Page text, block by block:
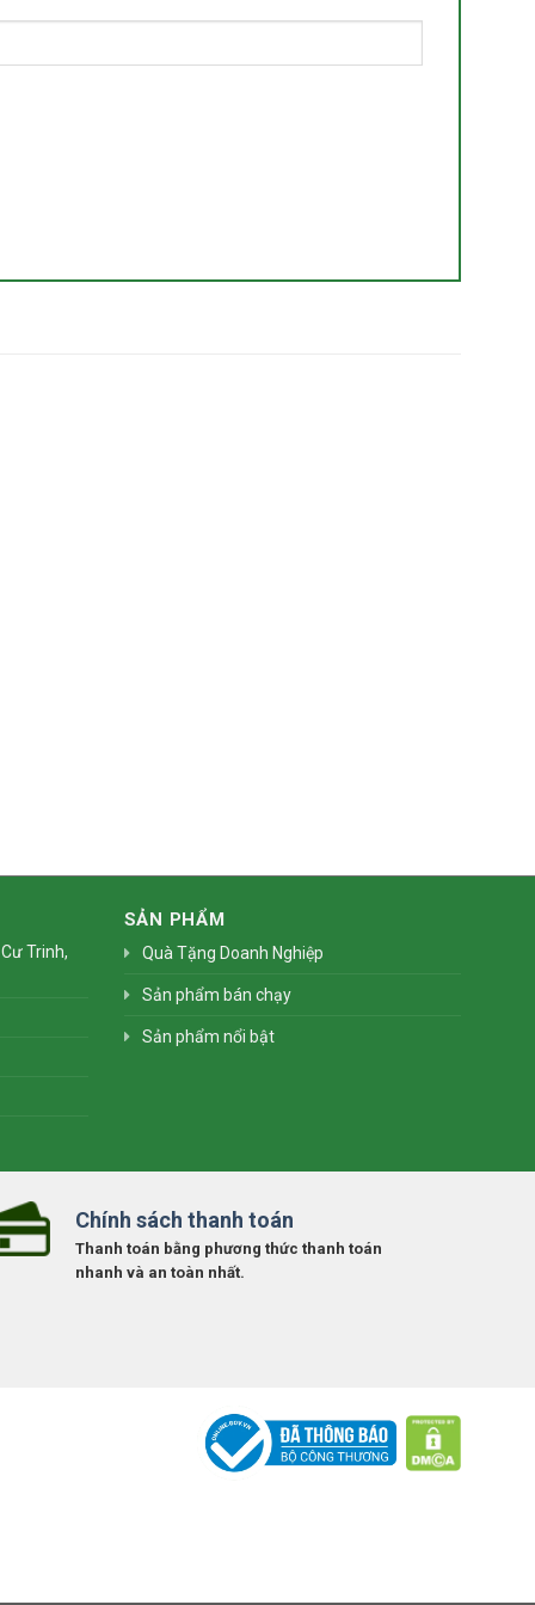
Trinh,
SẢN PHẨM
Quà Tặng Doanh Nghiệp
Sản phẩm bán chạy
Sản phẩm nổi bật
Chính sách thanh toán
Thanh toán bằng phương thức thanh toán
nhanh và an toàn nhất.